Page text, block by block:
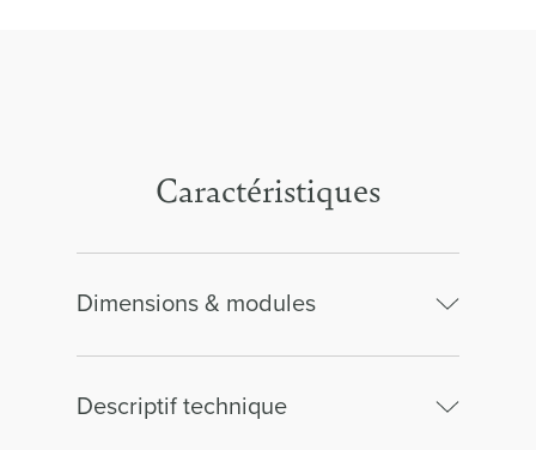
Caractéristiques
Dimensions & modules
Descriptif technique